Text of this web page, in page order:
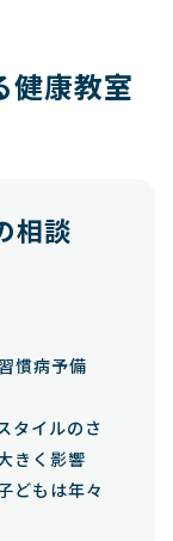
健康教室
相談
慣病予備
タイルのさ
きく影響
どもは年々